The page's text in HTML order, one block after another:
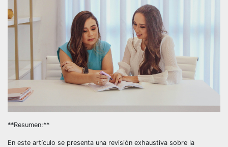
**Resumen:**
En este artículo se presenta una revisión exhaustiva sobre la